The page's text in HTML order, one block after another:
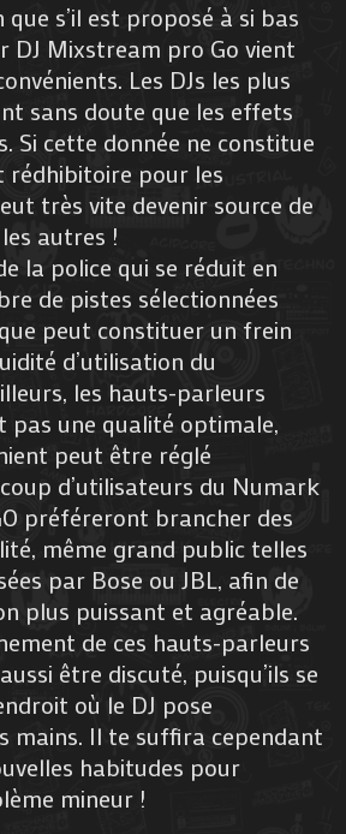
s’il est proposé à si bas
DJ Mixstream pro Go vient
Les DJs les plus
sans doute que les effets
Si cette donnée ne constitue
rédhibitoire pour les
très vite devenir source de
autres !
la police qui se réduit en
de pistes sélectionnées
peut constituer un frein
d’utilisation du
les hauts-parleurs
pas une qualité optimale,
peut être réglé
d’utilisateurs du Numark
préféreront brancher des
même grand public telles
par Bose ou JBL, afin de
plus puissant et agréable.
de ces hauts-parleurs
être discuté, puisqu’ils se
où le DJ pose
mains. Il te suffira cependant
habitudes pour
mineur !